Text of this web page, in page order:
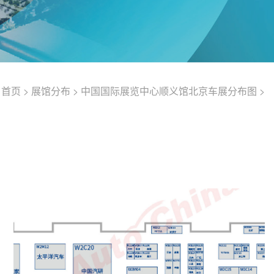
首页 > 展馆分布 > 中国国际展览中心顺义馆北京车展分布图 >